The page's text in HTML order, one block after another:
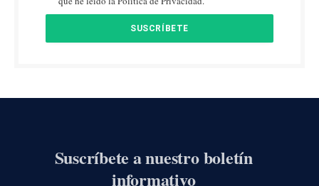
Suscríbete a nuestro boletín
informativo